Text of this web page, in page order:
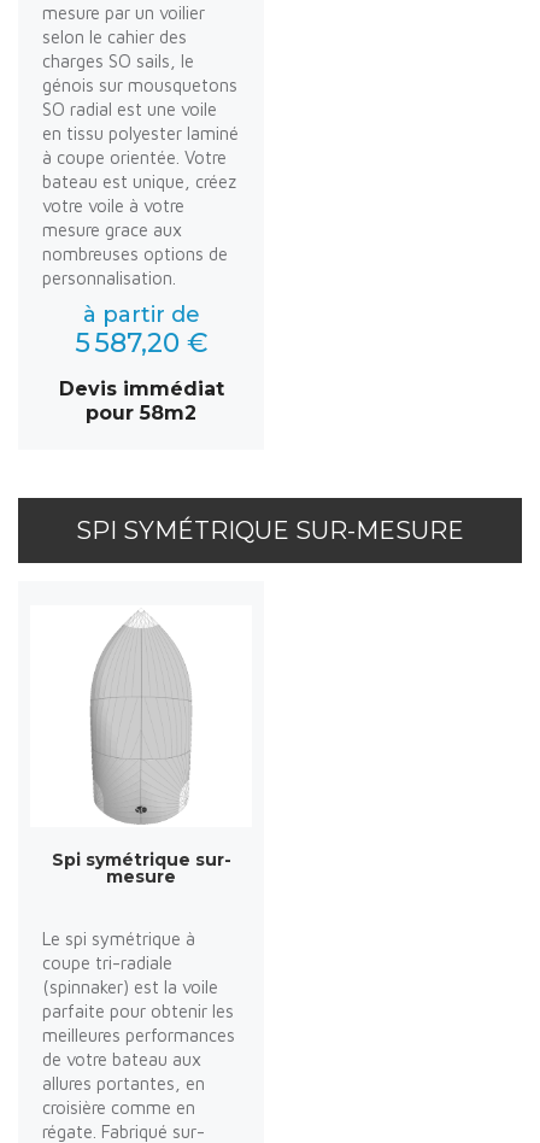
mesure par un voilier
selon le cahier des
charges SO sails, le
génois sur mousquetons
SO radial est une voile
en tissu polyester laminé
à coupe orientée. Votre
bateau est unique, créez
votre voile à votre
mesure grace aux
nombreuses options de
personnalisation.
à partir de
5 587,20 €
Devis immédiat
pour 58m2
SPI SYMÉTRIQUE SUR-MESURE
Spi symétrique sur-
mesure
Le spi symétrique à
coupe tri-radiale
(spinnaker) est la voile
parfaite pour obtenir les
meilleures performances
de votre bateau aux
allures portantes, en
croisière comme en
régate. Fabriqué sur-